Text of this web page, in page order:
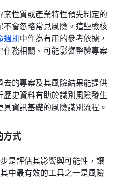
案性質或產業特性預先制定的
會忽略常見風險。這些檢核
週期中作為有用的參考依據，
務相關、可能影響整體專案
去的專案及其風險結果能提供
史資料有助於識別風險發生
資訊基礎的風險識別流程。
方式
是評估其影響與可能性，讓
中最有效的工具之一是風險